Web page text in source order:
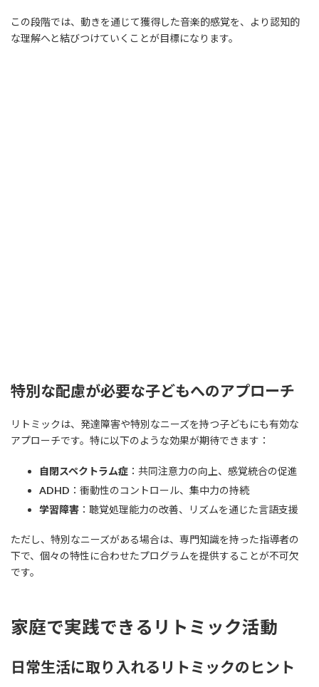
この段階では、動きを通じて獲得した音楽的感覚を、より認知的
な理解へと結びつけていくことが目標になります。
特別な配慮が必要な子どもへのアプローチ
リトミックは、発達障害や特別なニーズを持つ子どもにも有効な
アプローチです。特に以下のような効果が期待できます：
自閉スペクトラム症 ：共同注意力の向上、感覚統合の促進
ADHD ：衝動性のコントロール、集中力の持続
学習障害 ：聴覚処理能力の改善、リズムを通じた言語支援
ただし、特別なニーズがある場合は、専門知識を持った指導者の
下で、個々の特性に合わせたプログラムを提供することが不可欠
です。
家庭で実践できるリトミック活動
日常生活に取り入れるリトミックのヒント